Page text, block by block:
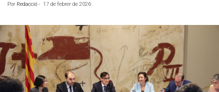
Por Redacció - 17 de febrer de 2026